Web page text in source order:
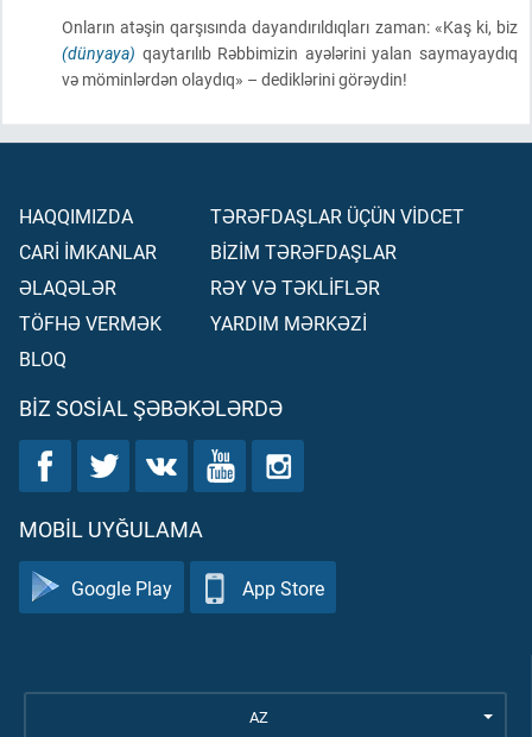
Onların atəşin qarşısında dayandırıldıqları zaman: «Kaş ki, biz
(dünyaya) qaytarılıb Rəbbimizin ayələrini yalan saymayaydıq
və möminlərdən olaydıq» – dediklərini görəydin!
HAQQIMIZDA
CARİ İMKANLAR
ƏLAQƏLƏR
TÖFHƏ VERMƏK
BLOQ
TƏRƏFDAŞLAR ÜÇÜN VİDCET
BİZİM TƏRƏFDAŞLAR
RƏY VƏ TƏKLİFLƏR
YARDIM MƏRKƏZİ
BIZ SOSIAL ŞƏBƏKƏLƏRDƏ
MOBIL UYĞULAMA
Google Play App Store
AZ